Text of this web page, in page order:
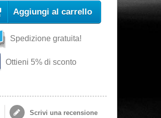
Aggiungi al carrello
Spedizione gratuita!
Ottieni 5% di sconto
Scrivi una recensione